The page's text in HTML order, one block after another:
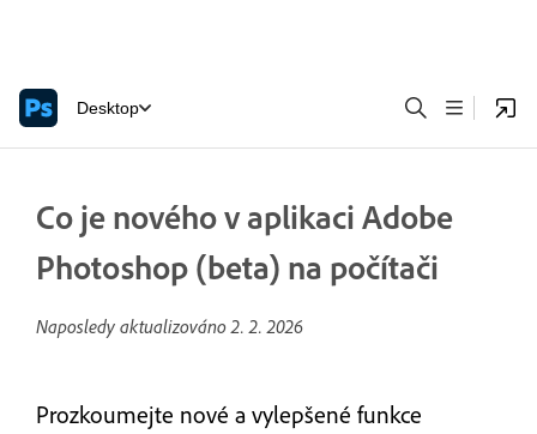
Desktop
Co je nového v aplikaci Adobe
Photoshop (beta) na počítači
Naposledy aktualizováno2. 2. 2026
Prozkoumejte nové a vylepšené funkce